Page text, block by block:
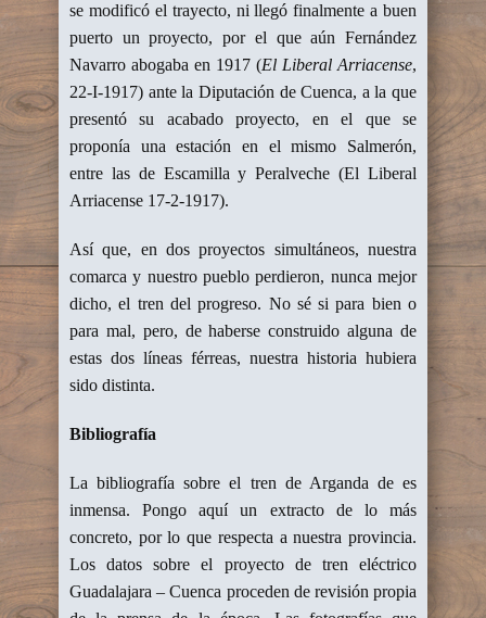
se modificó el trayecto, ni llegó finalmente a buen
puerto un proyecto, por el que aún Fernández
Navarro abogaba en 1917 (El Liberal Arriacense,
22-I-1917) ante la Diputación de Cuenca, a la que
presentó su acabado proyecto, en el que se
proponía una estación en el mismo Salmerón,
entre las de Escamilla y Peralveche (El Liberal
Arriacense 17-2-1917).
Así que, en dos proyectos simultáneos, nuestra
comarca y nuestro pueblo perdieron, nunca mejor
dicho, el tren del progreso. No sé si para bien o
para mal, pero, de haberse construido alguna de
estas dos líneas férreas, nuestra historia hubiera
sido distinta.
Bibliografía
La bibliografía sobre el tren de Arganda de es
inmensa. Pongo aquí un extracto de lo más
concreto, por lo que respecta a nuestra provincia.
Los datos sobre el proyecto de tren eléctrico
Guadalajara – Cuenca proceden de revisión propia